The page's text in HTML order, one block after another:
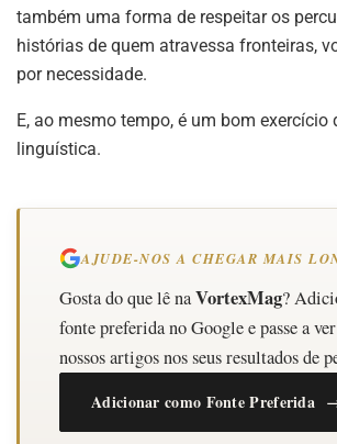
também uma forma de respeitar os
histórias de quem atravessa fronteiras,
por necessidade.
E, ao mesmo tempo, é um bom exercício
linguística.
AJUDE-NOS A CHEGAR MAIS
Gosta do que lê naVortexMag?
fonte preferida no Google e passe a
nossos artigos nos seus resultados de
Adicionar como Fonte Preferida